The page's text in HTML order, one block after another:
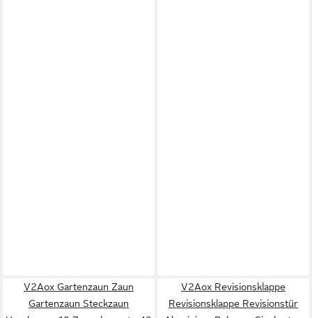
V2Aox Gartenzaun Zaun
Gartenzaun Steckzaun
V2Aox Revisionsklappe
Revisionsklappe Revisionstür